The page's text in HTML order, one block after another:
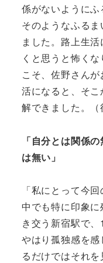
係がないようにふ
そのようなふる
ました。路上生
くと思うと怖く
こそ、佐野さん
活になると、そ
解できました。（
「自分とは関係
は無い」
「私にとって今
中でも特に印象
き交う新宿駅で
やはり孤独感を
るだけではそれ